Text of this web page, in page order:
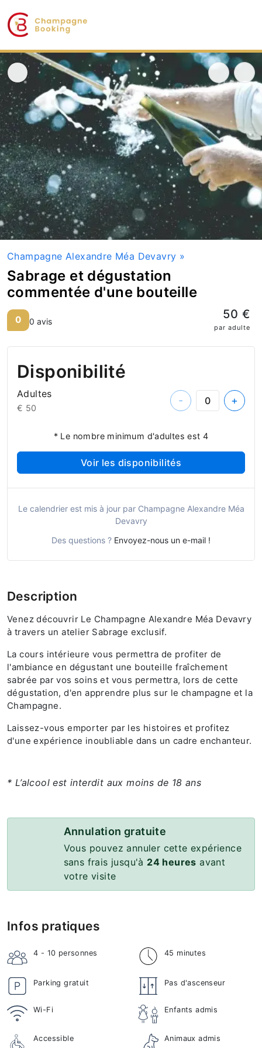
Champagne Alexandre Méa Devavry »
Sabrage et dégustation
commentée d'une bouteille
0 0 avis 50 €
par adulte
Disponibilité
Adultes
€ 50
- +
* Le nombre minimum d'adultes est 4
Voir les disponibilités
Le calendrier est mis à jour par Champagne Alexandre Méa
Devavry
Des questions ? Envoyez-nous un e-mail !
Description
Venez découvrir Le Champagne Alexandre Méa Devavry
à travers un atelier Sabrage exclusif.
La cours intérieure vous permettra de profiter de
l'ambiance en dégustant une bouteille fraîchement
sabrée par vos soins et vous permettra, lors de cette
dégustation, d'en apprendre plus sur le champagne et la
Champagne.
Laissez-vous emporter par les histoires et profitez
d'une expérience inoubliable dans un cadre enchanteur.
* L’alcool est interdit aux moins de 18 ans
Annulation gratuite
Vous pouvez annuler cette expérience
sans frais jusqu'à 24 heures avant
votre visite
Infos pratiques
4 - 10 personnes 45 minutes
Parking gratuit Pas d'ascenseur
Wi-Fi Enfants admis
Accessible Animaux admis